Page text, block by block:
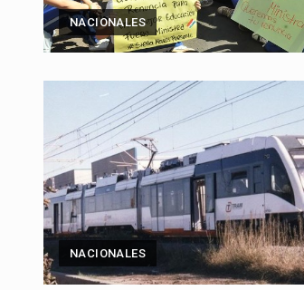
NACIONALES
NACIONALES